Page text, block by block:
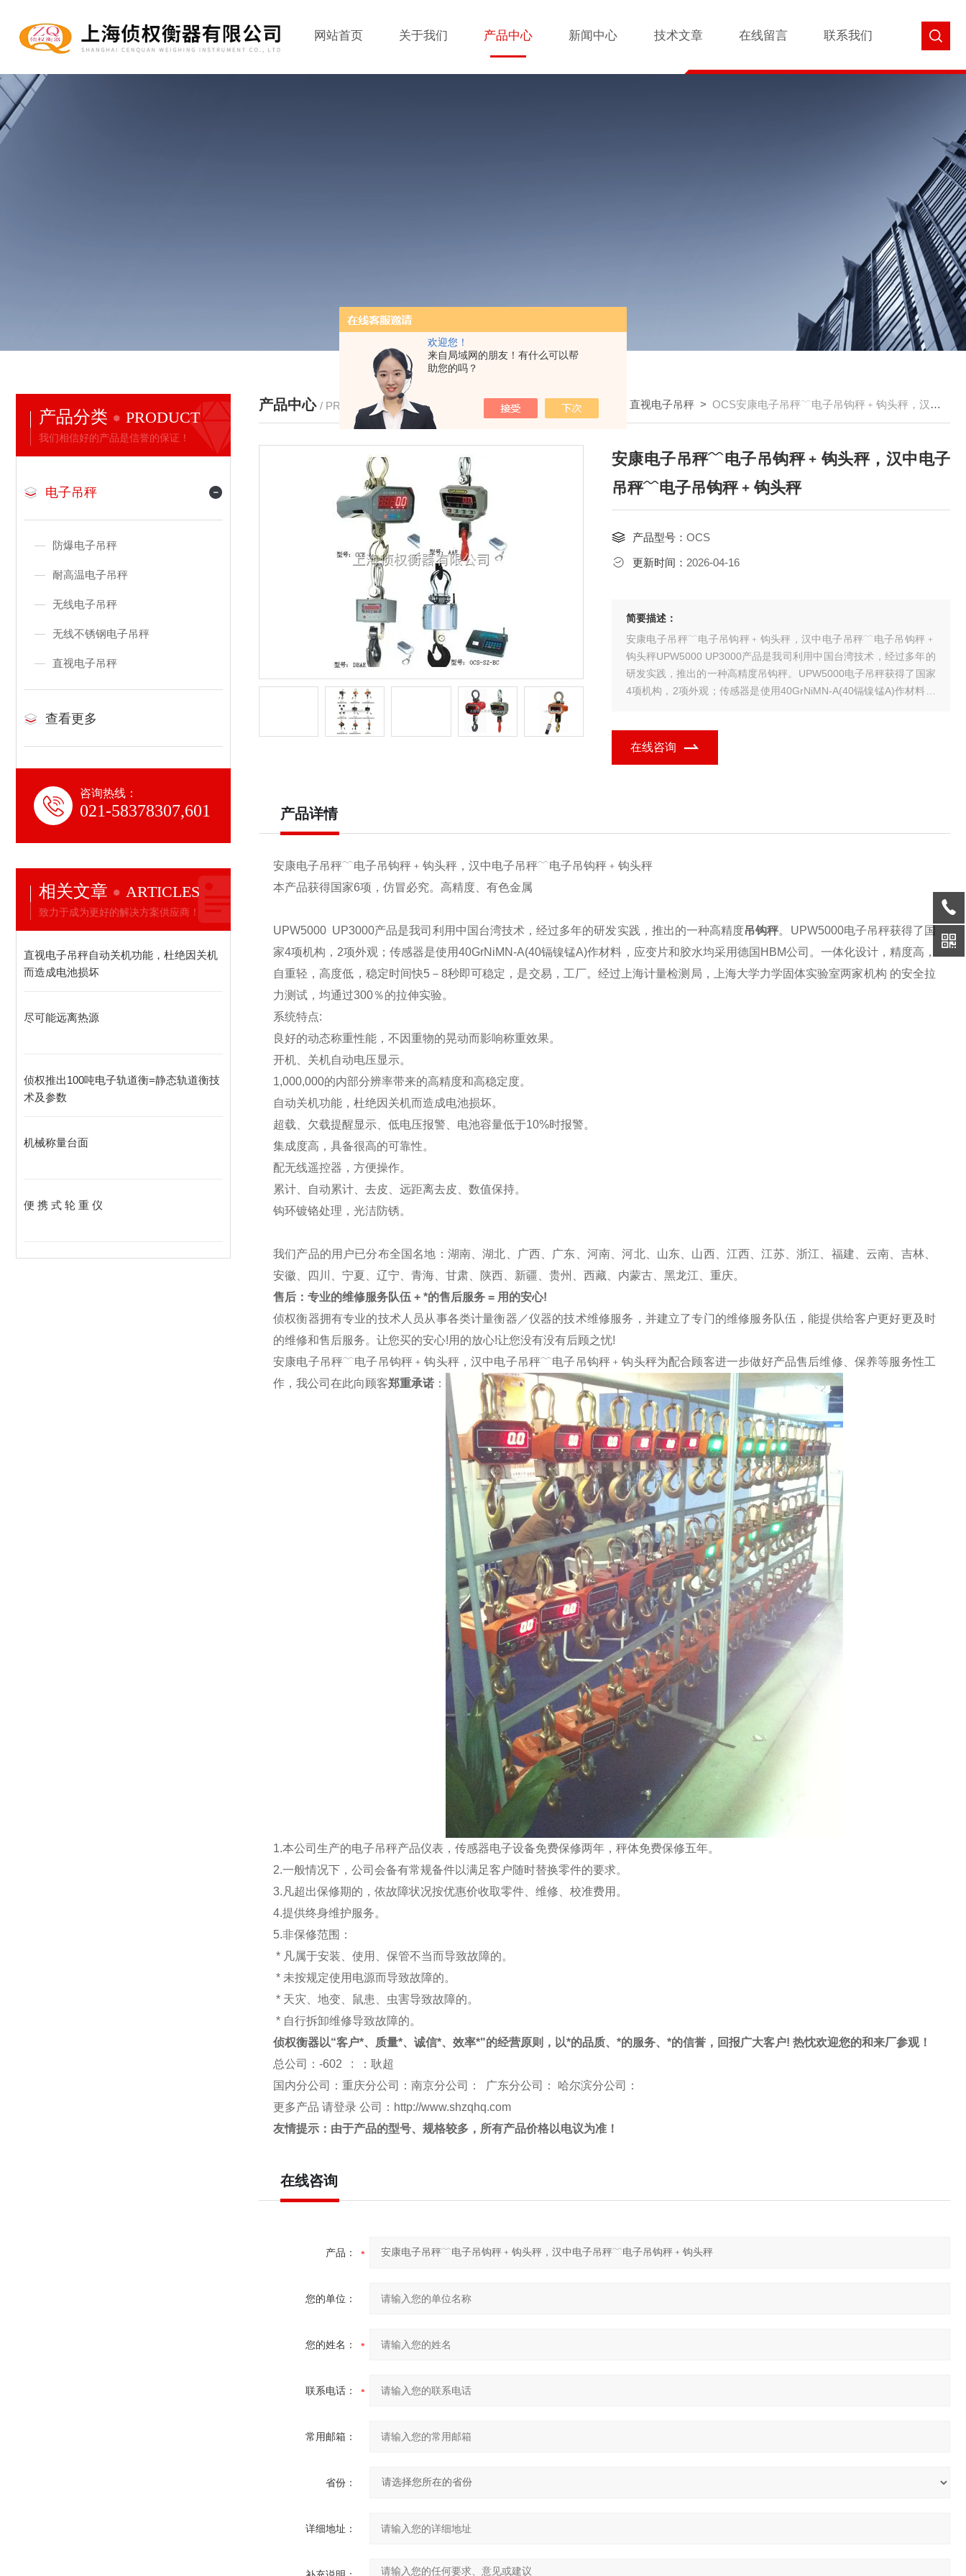
欢迎您！
来自局域网的朋友！有什么可以帮
助您的吗？
网站首页 关于我们 产品中心 新闻中心 技术文章 在线留言 联系我们
产品分类 PRODUCT
我们相信好的产品是信誉的保证！
电子吊秤
防爆电子吊秤
耐高温电子吊秤
无线电子吊秤
无线不锈钢电子吊秤
直视电子吊秤
查看更多
咨询热线：
021-58378307,601
相关文章 ARTICLES
致力于成为更好的解决方案供应商！
直视电子吊秤自动关机功能，杜绝因关机
而造成电池损坏
尽可能远离热源
侦权推出100吨电子轨道衡=静态轨道衡技
术及参数
机械称量台面
便 携 式 轮 重 仪
产品中心 / PRODUCTS 我的位置： >产品中心 >电子吊秤 >直视电子吊秤 >OCS安康电子吊秤﹋电子吊钩秤﹢钩头秤，汉中电子吊秤﹋电子吊钩秤﹢钩头秤
安康电子吊秤﹋电子吊钩秤﹢钩头秤，汉中电子
吊秤﹋电子吊钩秤﹢钩头秤
产品型号： OCS
更新时间： 2026-04-16
简要描述：
安康电子吊秤﹋电子吊钩秤﹢钩头秤，汉中电子吊秤﹋电子吊钩秤﹢
钩头秤UPW5000 UP3000产品是我司利用中国台湾技术，经过多年的
研发实践，推出的一种高精度吊钩秤。UPW5000电子吊秤获得了国家
4项机构，2项外观；传感器是使用40GrNiMN-A(40镉镍锰A)作材料，
在线咨询
产品详情
安康电子吊秤﹋电子吊钩秤﹢钩头秤，汉中电子吊秤﹋电子吊钩秤﹢钩头秤
本产品获得国家6项，仿冒必究。高精度、有色金属
UPW5000 UP3000产品是我司利用中国台湾技术，经过多年的研发实践，推出的一种高精度吊钩秤。UPW5000电子吊秤获得了国
家4项机构，2项外观；传感器是使用40GrNiMN-A(40镉镍锰A)作材料，应变片和胶水均采用德国HBM公司。一体化设计，精度高，
自重轻，高度低，稳定时间快5－8秒即可稳定，是交易，工厂。经过上海计量检测局，上海大学力学固体实验室两家机构 的安全拉
力测试，均通过300％的拉伸实验。
系统特点:
良好的动态称重性能，不因重物的晃动而影响称重效果。
开机、关机自动电压显示。
1,000,000的内部分辨率带来的高精度和高稳定度。
自动关机功能，杜绝因关机而造成电池损坏。
超载、欠载提醒显示、低电压报警、电池容量低于10%时报警。
集成度高，具备很高的可靠性。
配无线遥控器，方便操作。
累计、自动累计、去皮、远距离去皮、数值保持。
钩环镀铬处理，光洁防锈。
我们产品的用户已分布全国名地 ：湖南、湖北、广西、广东、河南、河北、山东、山西、江西、江苏、浙江、福建、云南、吉林、
安徽、四川、宁夏、辽宁、青海、甘肃、陕西、新疆、贵州、西藏、内蒙古、黑龙江、重庆。
售后：专业的维修服务队伍 + *的售后服务 = 用的安心!
侦权衡器拥有专业的技术人员从事各类计量衡器／仪器的技术维修服务，并建立了专门的维修服务队伍，能提供给客户更好更及时
的维修和售后服务。让您买的安心!用的放心!让您没有没有后顾之忧!
安康电子吊秤﹋电子吊钩秤﹢钩头秤，汉中电子吊秤﹋电子吊钩秤﹢钩头秤为配合顾客进一步做好产品售后维修、保养等服务性工
作，我公司在此向顾客郑重承诺 ：
1.本公司生产的电子吊秤产品仪表，传感器电子设备免费保修两年，秤体免费保修五年。
2.一般情况下，公司会备有常规备件以满足客户随时替换零件的要求。
3.凡超出保修期的，依故障状况按优惠价收取零件、维修、校准费用。
4.提供终身维护服务。
5.非保修范围：
* 凡属于安装、使用、保管不当而导致故障的。
* 未按规定使用电源而导致故障的。
* 天灾、地变、鼠患、虫害导致故障的。
* 自行拆卸维修导致故障的。
侦权衡器以“客户*、质量*、诚信*、效率*"的经营原则，以*的品质、*的服务、*的信誉，回报广大客户! 热忱欢迎您的和来厂参观！
总公司
：-602 : ：耿超
国内分公司：重庆分公司：南京分公司： 广东分公司： 哈尔滨分公司：
更多产品 请登录 公司： http://www.shzqhq.com
友情提示：由于产品的型号、规格较多，所有产品价格以电议为准！
在线咨询
产品：
您的单位：
您的姓名：
联系电话：
常用邮箱：
省份：
详细地址：